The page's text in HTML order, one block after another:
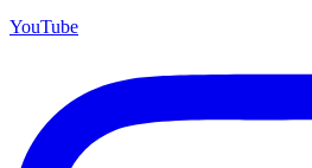
YouTube